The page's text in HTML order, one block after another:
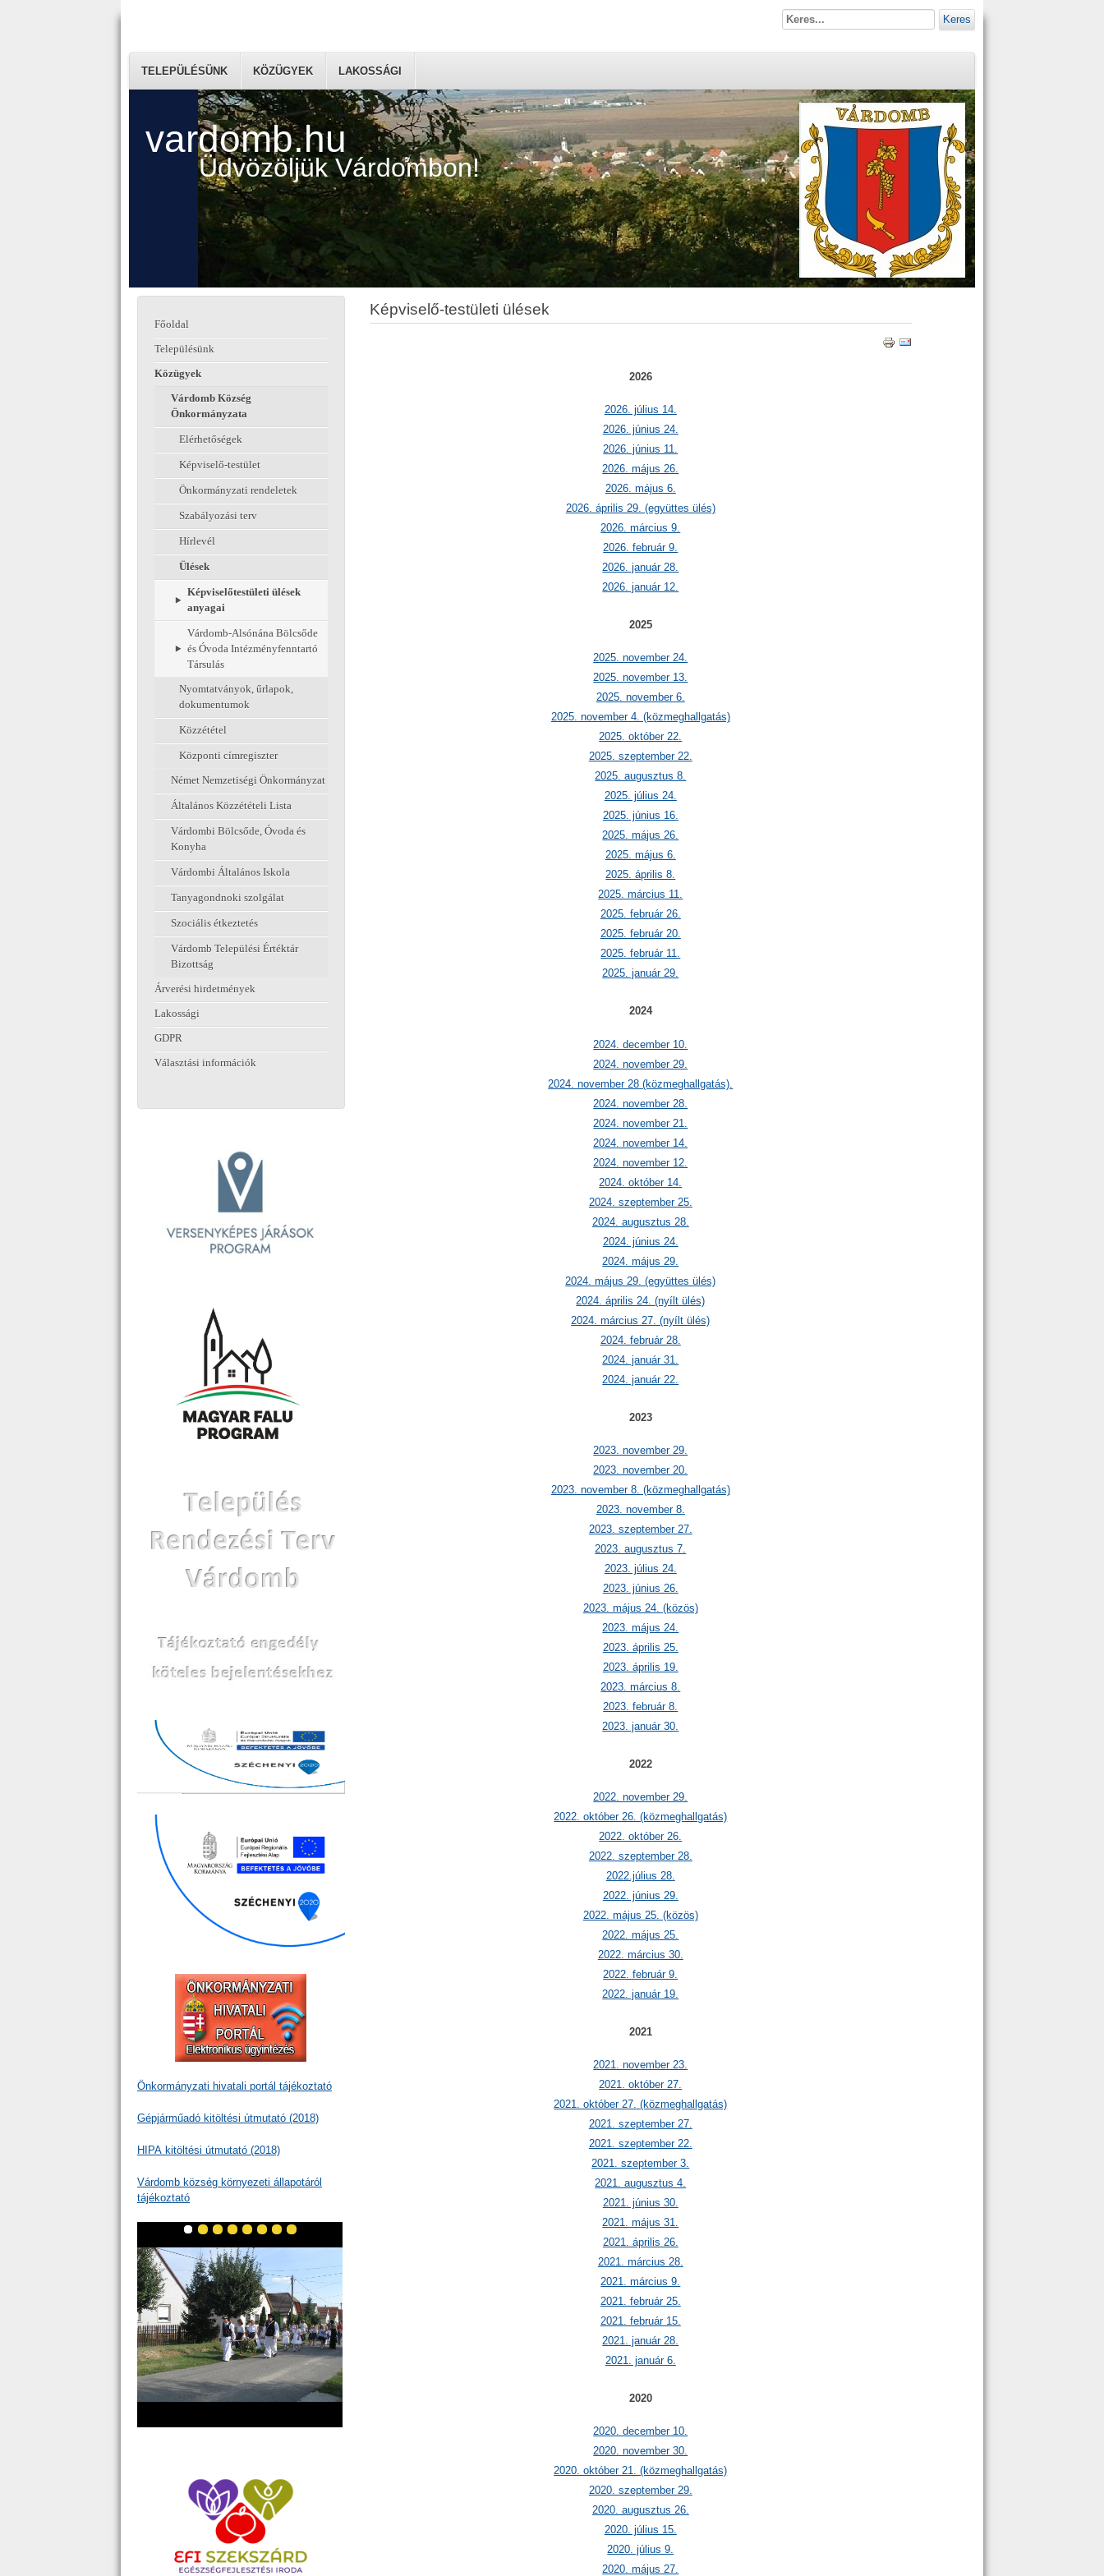
vardomb.hu
Üdvözöljük Várdombon!
TELEPÜLÉSÜNK KÖZÜGYEK LAKOSSÁGI
Keres
Főoldal
Településünk
Közügyek
Várdomb Község
Önkormányzata
Elérhetőségek
Képviselő-testület
Önkormányzati rendeletek
Szabályozási terv
Hírlevél
Ülések
Képviselőtestületi ülések
anyagai
Várdomb-Alsónána Bölcsőde
és Óvoda Intézményfenntartó
Társulás
Nyomtatványok, űrlapok,
dokumentumok
Közzététel
Központi címregiszter
Német Nemzetiségi Önkormányzat
Általános Közzétételi Lista
Várdombi Bölcsőde, Óvoda és
Konyha
Várdombi Általános Iskola
Tanyagondnoki szolgálat
Szociális étkeztetés
Várdomb Települési Értéktár
Bizottság
Árverési hirdetmények
Lakossági
GDPR
Választási információk
Önkormányzati hivatali portál tájékoztató
Gépjárműadó kitöltési útmutató (2018)
HIPA kitöltési útmutató (2018)
Várdomb község környezeti állapotáról
tájékoztató
Képviselő-testületi ülések
2026
2026. július 14.
2026. június 24.
2026. június 11.
2026. május 26.
2026. május 6.
2026. április 29. (együttes ülés)
2026. március 9.
2026. február 9.
2026. január 28.
2026. január 12.
2025
2025. november 24.
2025. november 13.
2025. november 6.
2025. november 4. (közmeghallgatás)
2025. október 22.
2025. szeptember 22.
2025. augusztus 8.
2025. július 24.
2025. június 16.
2025. május 26.
2025. május 6.
2025. április 8.
2025. március 11.
2025. február 26.
2025. február 20.
2025. február 11.
2025. január 29.
2024
2024. december 10.
2024. november 29.
2024. november 28 (közmeghallgatás).
2024. november 28.
2024. november 21.
2024. november 14.
2024. november 12.
2024. október 14.
2024. szeptember 25.
2024. augusztus 28.
2024. június 24.
2024. május 29.
2024. május 29. (együttes ülés)
2024. április 24. (nyílt ülés)
2024. március 27. (nyílt ülés)
2024. február 28.
2024. január 31.
2024. január 22.
2023
2023. november 29.
2023. november 20.
2023. november 8. (közmeghallgatás)
2023. november 8.
2023. szeptember 27.
2023. augusztus 7.
2023. július 24.
2023. június 26.
2023. május 24. (közös)
2023. május 24.
2023. április 25.
2023. április 19.
2023. március 8.
2023. február 8.
2023. január 30.
2022
2022. november 29.
2022. október 26. (közmeghallgatás)
2022. október 26.
2022. szeptember 28.
2022.július 28.
2022. június 29.
2022. május 25. (közös)
2022. május 25.
2022. március 30.
2022. február 9.
2022. január 19.
2021
2021. november 23.
2021. október 27.
2021. október 27. (közmeghallgatás)
2021. szeptember 27.
2021. szeptember 22.
2021. szeptember 3.
2021. augusztus 4.
2021. június 30.
2021. május 31.
2021. április 26.
2021. március 28.
2021. március 9.
2021. február 25.
2021. február 15.
2021. január 28.
2021. január 6.
2020
2020. december 10.
2020. november 30.
2020. október 21. (közmeghallgatás)
2020. szeptember 29.
2020. augusztus 26.
2020. július 15.
2020. július 9.
2020. május 27.